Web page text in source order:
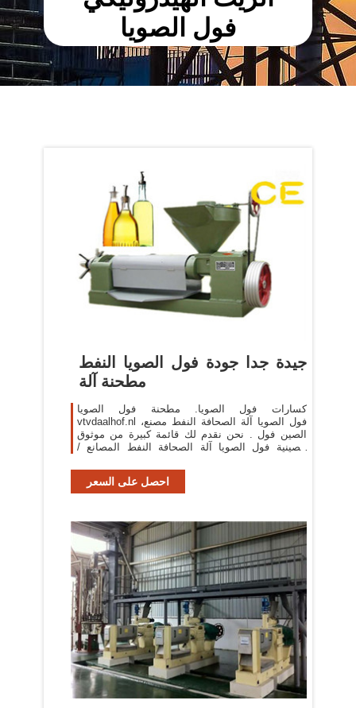
فول الصويا
جيدة جدا جودة فول الصويا النفط
مطحنة آلة
كسارات فول الصويا. مطحنة فول الصويا
vtvdaalhof.nl فول الصويا آلة الصحافة النفط مصنع،
الصين فول . نحن نقدم لك قائمة كبيرة من موثوق
الصينية فول الصويا آلة الصحافة النفط المصانع /
احصل على السعر